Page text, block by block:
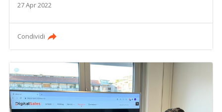
27 Apr 2022
Condividi